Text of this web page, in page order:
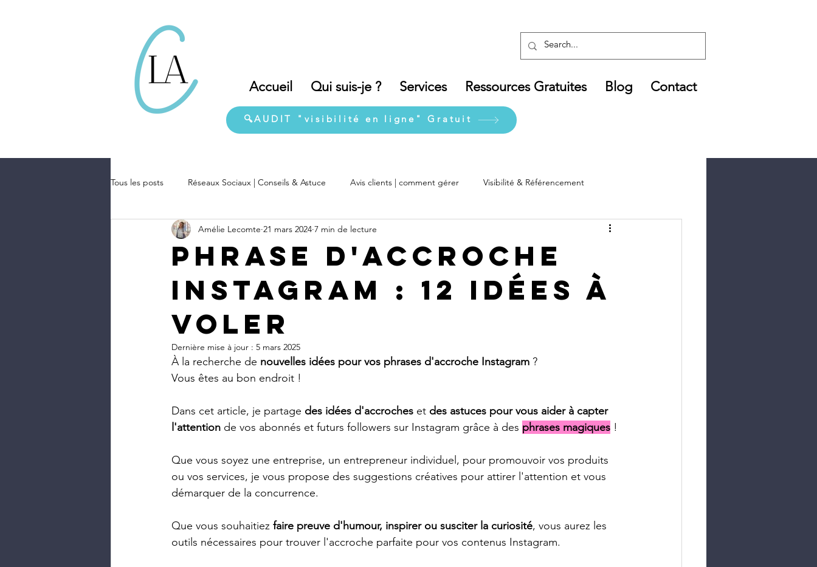
Accueil Qui suis-je ? Services Ressources Gratuites Blog Contact
🔍AUDIT "visibilité en ligne" Gratuit
Tous les posts Réseaux Sociaux | Conseils & Astuce Avis clients | comment gérer Visibilité & Référencement
Phrase d'accroche
Instagram : 12 idées à
voler
Amélie Lecomte 21 mars 2024 7 min de lecture
Dernière mise à jour : 5 mars 2025
À la recherche de nouvelles idées pour vos phrases d'accroche Instagram ?
Vous êtes au bon endroit !
Dans cet article, je partage des idées d'accroches et des astuces pour vous aider à capter
l'attention de vos abonnés et futurs followers sur Instagram grâce à des phrases magiques !
Que vous soyez une entreprise, un entrepreneur individuel, pour promouvoir vos produits
ou vos services, je vous propose des suggestions créatives pour attirer l'attention et vous
démarquer de la concurrence.
Que vous souhaitiez faire preuve d'humour, inspirer ou susciter la curiosité, vous aurez les
outils nécessaires pour trouver l'accroche parfaite pour vos contenus Instagram.